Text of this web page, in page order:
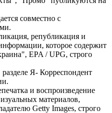
совместно с
републикация и
которое содержит
EPA / UPG, строго
Я- Корреспондент
и воспроизведение
материалов,
Getty Images, строго